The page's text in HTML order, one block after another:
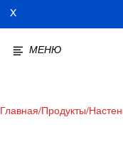
X
МЕНЮ
Главная/ Продукты/